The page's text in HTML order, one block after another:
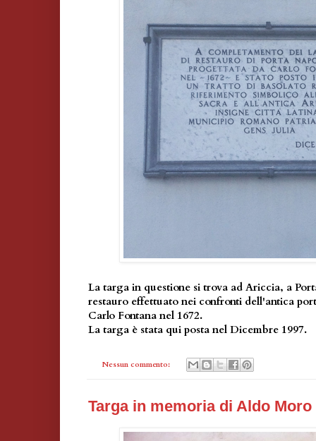
La targa in questione si trova ad Ariccia, a
restauro effettuato nei confronti dell'antica
Carlo Fontana nel 1672.
La targa è stata qui posta nel Dicembre 1997.
Nessun commento:
Targa in memoria di Aldo Moro